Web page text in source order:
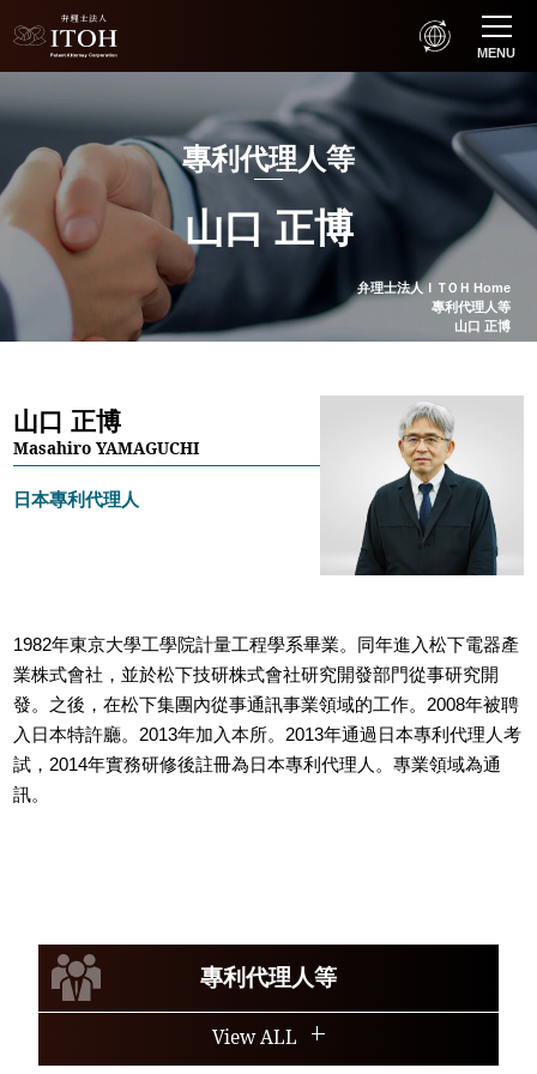
MENU
山口 正博
專利代理人等
弁理士法人ＩＴＯＨ Home
專利代理人等
山口 正博
山口 正博
Masahiro YAMAGUCHI
日本專利代理人
1982年東京大學工學院計量工程學系畢業。同年進入松下電器產
業株式會社，並於松下技研株式會社研究開發部門從事研究開
發。之後，在松下集團內從事通訊事業領域的工作。2008年被聘
入日本特許廳。2013年加入本所。2013年通過日本專利代理人考
試，2014年實務研修後註冊為日本專利代理人。專業領域為通
訊。
專利代理人等
View ALL